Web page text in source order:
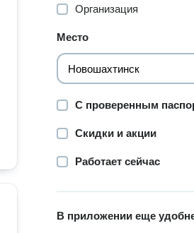
Организация
Место
С проверенным
Скидки и акции
Работает сейчас
В приложении еще